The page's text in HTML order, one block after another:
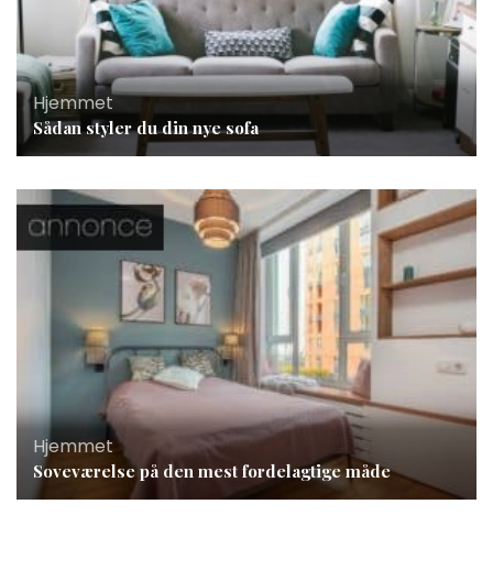
Hjemmet
Sådan styler du din nye sofa
Hjemmet
Soveværelse på den mest fordelagtige måde